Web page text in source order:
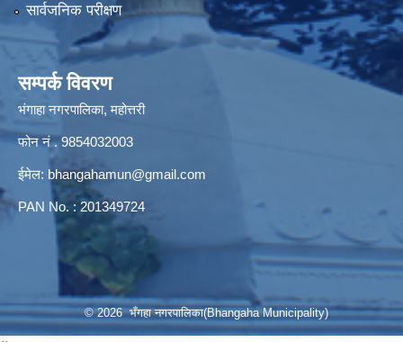
सार्वजनिक परीक्षण
सम्पर्क विवरण
भंगाहा नगरपालिका, महोत्तरी
फोन नं . 9854032003
ईमेल: bhangahamun@gmail.com
PAN No. : 201349724
© 2026 भँगहा नगरपालिका(Bhangaha Municipality)